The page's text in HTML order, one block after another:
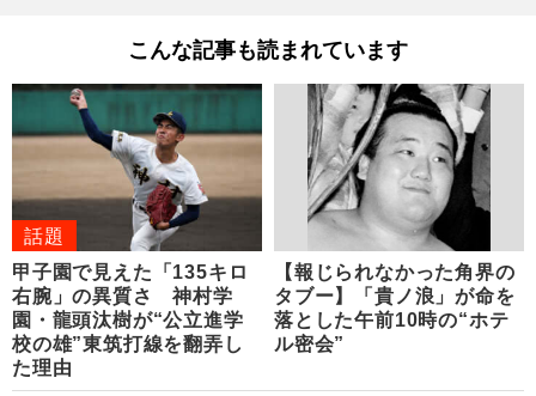
こんな記事も読まれています
話題
甲子園で見えた「135キロ
右腕」の異質さ 神村学
園・龍頭汰樹が“公立進学
校の雄”東筑打線を翻弄し
た理由
【報じられなかった角界の
タブー】「貴ノ浪」が命を
落とした午前10時の“ホテ
ル密会”